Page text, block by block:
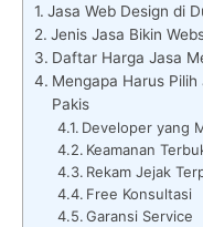
Jasa Web Design di
Jenis Jasa Bikin
Daftar Harga Jasa
Mengapa Harus
Pakis
Developer yang
Keamanan
Rekam Jejak
Free Konsultasi
Garansi Service